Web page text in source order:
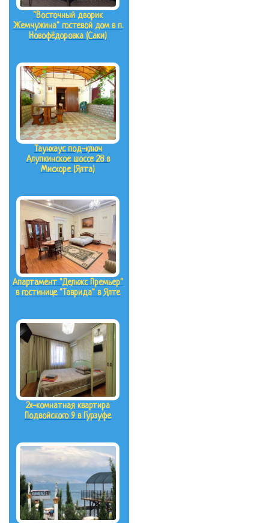
"Восточный дворик
Жемчужина" гостевой дом в п.
Новофёдоровка (Саки)
Таунхаус под-ключ
Алупкинское шоссе 28 в
Мисхоре (Ялта)
Апартамент "Делюкс Премьер"
в гостинице "Таврида" в Ялте
2х-комнатная квартира
Подвойского 9 в Гурзуфе